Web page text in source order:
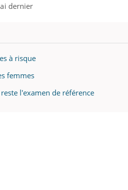
dernier
à risque
femmes
l'examen de référence